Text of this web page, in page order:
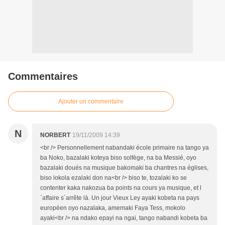
Commentaires
Ajouter un commentaire
N NORBERT 19/11/2009 14:39
<br /> Personnellement nabandaki école primaire na tango ya
ba Noko, bazalaki koteya biso solfège, na ba Messié, oyo
bazalaki doués na musique bakomaki ba chantres na églises,
biso lokola ezalaki don na<br /> biso te, tozalaki ko se
contenter kaka nakozua ba points na cours ya musique, et l
´affaire s´arrête là. Un jour Vieux Ley ayaki kobeta na pays
européen oyo nazalaka, amemaki Faya Tess, mokolo
ayaki<br /> na ndako epayi na ngai, tango nabandi kobeta ba